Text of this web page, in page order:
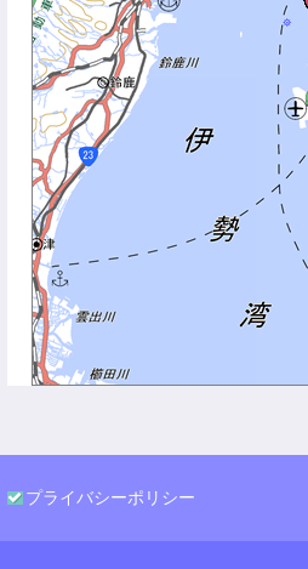
プライバシーポリシー